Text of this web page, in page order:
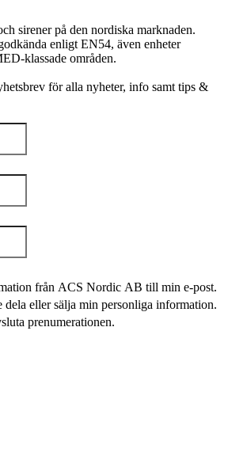
sirener på den nordiska marknaden.
enligt EN54, även enheter
klassade områden.
för alla nyheter, info samt tips &
från ACS Nordic AB till min e-post.
eller sälja min personliga information.
prenumerationen.